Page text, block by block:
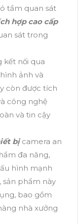
tầm quan sát
hợp cao cấp
sát trong
kết nối qua
ảnh và
còn được tích
công nghệ
và tin cậy
bịcamera an
đa năng,
hình mạnh
sản phẩm này
bao gồm
nhà xưởng